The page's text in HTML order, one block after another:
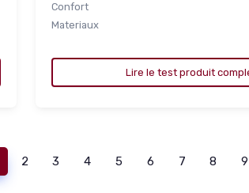
Confort
Materiaux
Lire le test produit
2 3 4 5 6 7 8 9